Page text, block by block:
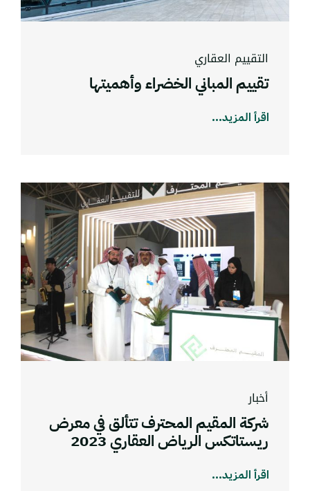
التقييم العقاري
تقييم المباني الخضراء وأهميتها
اقرأ المزيد...
أخبار
شركة المقيم المحترف تتألق في معرض
ريستاتكس الرياض العقاري 2023
اقرأ المزيد...